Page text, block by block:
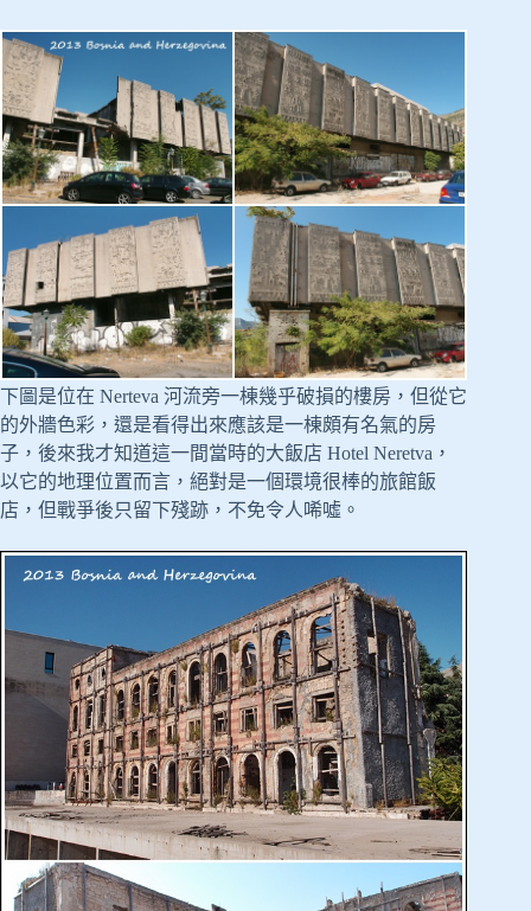
下圖是位在 Nerteva 河流旁一棟幾乎破損的樓房，但從它
的外牆色彩，還是看得出來應該是一棟頗有名氣的房
子，後來我才知道這一間當時的大飯店 Hotel Neretva，
以它的地理位置而言，絕對是一個環境很棒的旅館飯
店，但戰爭後只留下殘跡，不免令人唏噓。